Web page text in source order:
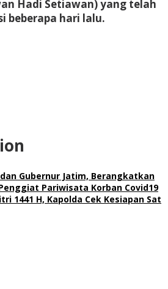
Hadi Setiawan) yang telah
beberapa hari lalu.
Gubernur Jatim, Berangkatkan
Pariwisata Korban Covid19
1441 H, Kapolda Cek Kesiapan Sat